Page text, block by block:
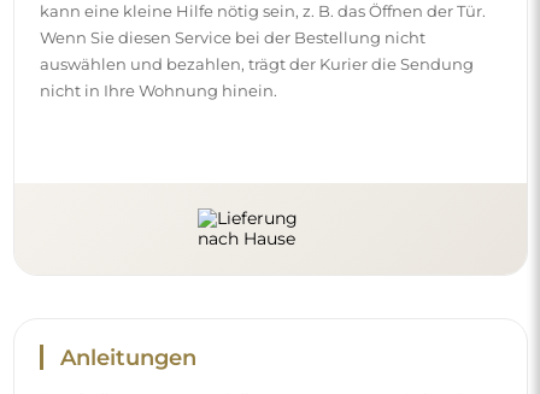
kann eine kleine Hilfe nötig sein, z. B. das Öffnen der Tür.
Wenn Sie diesen Service bei der Bestellung nicht
auswählen und bezahlen, trägt der Kurier die Sendung
nicht in Ihre Wohnung hinein.
Anleitungen